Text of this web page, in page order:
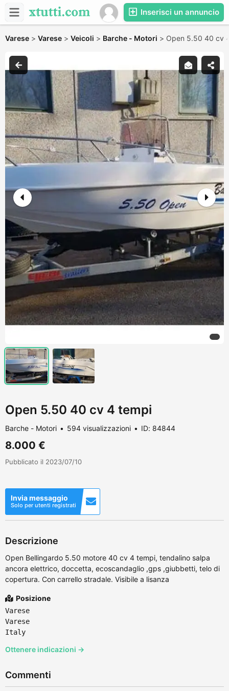
Inserisci un annuncio
Varese > Varese > Veicoli > Barche - Motori > Open 5.50 40 cv
Open 5.50 40 cv 4 tempi
Barche - Motori 594 visualizzazioni ID: 84844
8.000 €
Pubblicato il 2023/07/10
Invia messaggio
Solo per utenti registrati
Descrizione
Open Bellingardo 5.50 motore 40 cv 4 tempi, tendalino salpa
ancora elettrico, doccetta, ecoscandaglio ,gps ,giubbetti, telo di
copertura. Con carrello stradale. Visibile a lisanza
Posizione
Varese
Varese
Italy
Ottenere indicazioni →
Commenti